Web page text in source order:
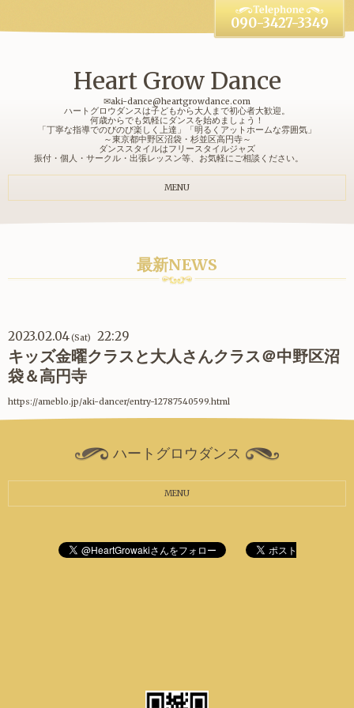
Heart Grow Dance
✉aki-dance@heartgrowdance.com
ハートグロウダンスは子どもから大人まで初心者大歓迎。
何歳からでも気軽にダンスを始めましょう！
「丁寧な指導でのびのび楽しく上達」「明るくアットホームな雰囲気」
～東京都中野区沼袋・杉並区高円寺～
ダンススタイルはフリースタイルジャズ
振付・個人・サークル・出張レッスン等、お気軽にご相談ください。
090-3427-3349
MENU
最新NEWS
2023.02.04(Sat) 22:29
キッズ金曜クラスと大人さんクラス＠中野区沼
袋＆高円寺
https://ameblo.jp/aki-dancer/entry-12787540599.html
ハートグロウダンス
MENU